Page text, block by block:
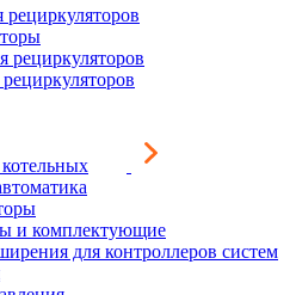
рециркуляторов
и комплектующие
для контроллеров систем